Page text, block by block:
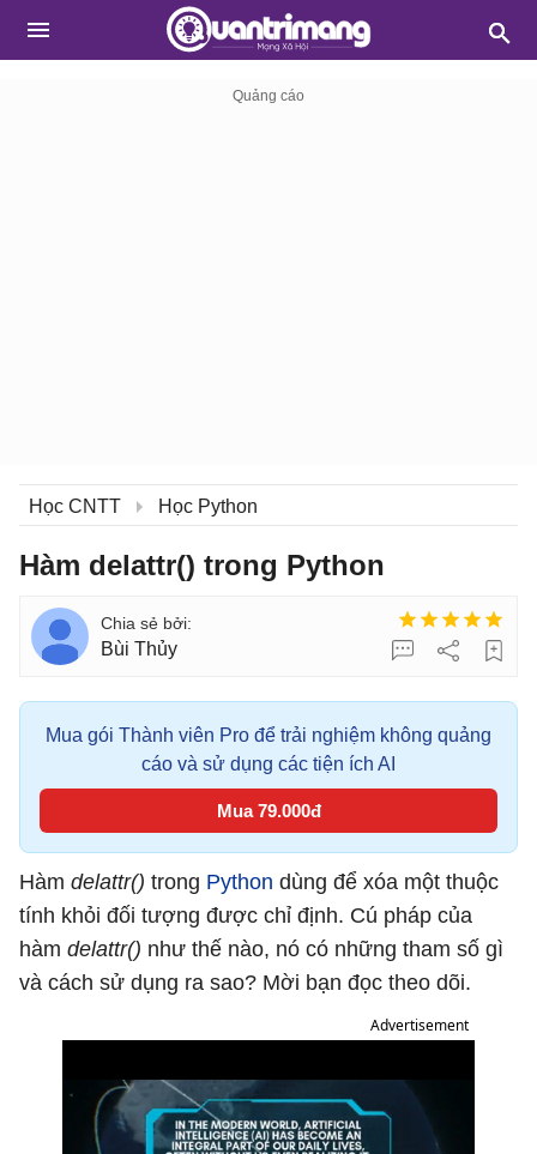
Học CNTT Học Python
Hàm delattr() trong Python
Bùi Thủy
Mua gói Thành viên Pro để trải nghiệm không quảng
cáo và sử dụng các tiện ích AI
Mua 79.000đ
Hàm delattr() trong Python dùng để xóa một thuộc
tính khỏi đối tượng được chỉ định. Cú pháp của
hàm delattr() như thế nào, nó có những tham số gì
và cách sử dụng ra sao? Mời bạn đọc theo dõi.
Advertisement